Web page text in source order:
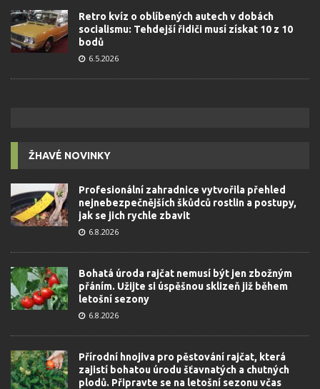
Retro kvíz o oblíbených autech v dobách
socialismu: Tehdejší řidiči musí získat 10 z 10
bodů
6.5.2026
ŽHAVÉ NOVINKY
Profesionální zahradnice vytvořila přehled
nejnebezpečnějších škůdců rostlin a postupy,
jak se jich rychle zbavit
6.8.2026
Bohatá úroda rajčat nemusí být jen zbožným
přáním. Užijte si úspěšnou sklizeň již během
letošní sezony
6.8.2026
Přírodní hnojiva pro pěstování rajčat, která
zajistí bohatou úrodu šťavnatých a chutných
plodů. Připravte se na letošní sezonu včas